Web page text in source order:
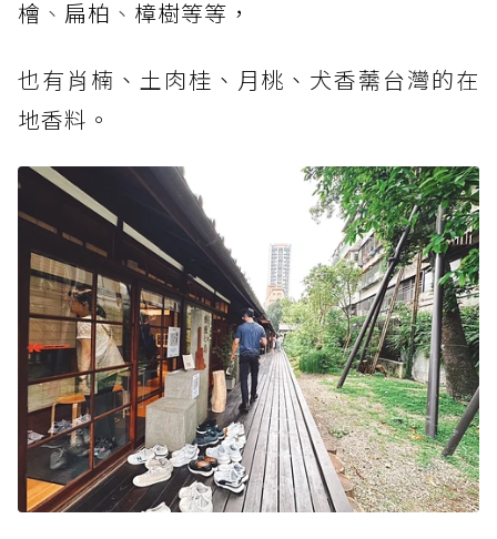
檜 、 扁柏 、 樟樹等等，
也有肖楠、土肉桂、月桃、犬香薷台灣的在
地香料。